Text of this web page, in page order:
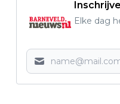
Elke dag